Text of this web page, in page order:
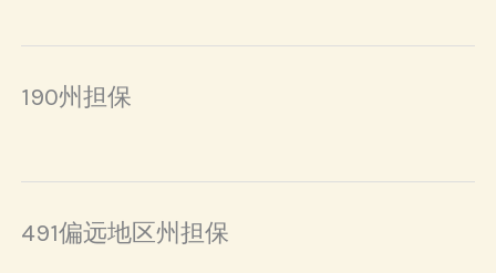
190州担保
491偏远地区州担保